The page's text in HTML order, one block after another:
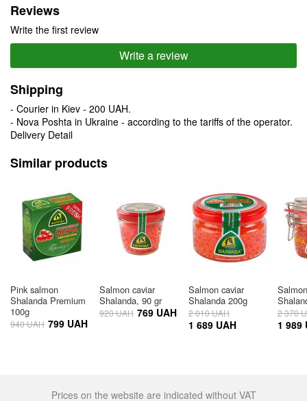
Reviews
Write the first review
Write a review
Shipping
- Courier in Kiev - 200 UAH.
- Nova Poshta in Ukraine - according to the tariffs of the operator.
Delivery Detail
Similar products
Pink salmon
Shalanda Premium
100g
940 UAH 799 UAH
Salmon caviar
Shalanda, 90 gr
920 UAH 769 UAH
Salmon caviar
Shalanda 200g
2 010 UAH
1 689 UAH
2 370
1 989
Prices on the website are indicated without VAT